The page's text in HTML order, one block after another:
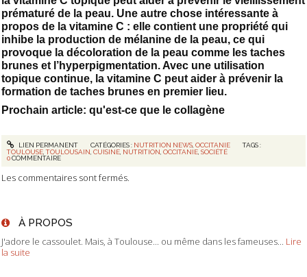
prématuré de la peau. Une autre chose intéressante à
propos de la vitamine C : elle contient une propriété qui
inhibe la production de mélanine de la peau, ce qui
provoque la décoloration de la peau comme les taches
brunes et l’hyperpigmentation. Avec une utilisation
topique continue, la vitamine C peut aider à prévenir la
formation de taches brunes en premier lieu.
Prochain article: qu'est-ce que le collagène
LIEN PERMANENT CATÉGORIES : NUTRITION NEWS, OCCITANIE
TAGS :
TOULOUSE ,TOULOUSAIN ,CUISINE NUTRITION ,OCCITANIE ,SOCIÉTÉ
0COMMENTAIRE
Les commentaires sont fermés.
À PROPOS
J'adore le cassoulet. Mais, à Toulouse... ou même dans les fameuses...
Lire
la suite